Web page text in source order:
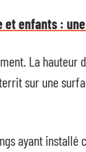
et enfants :
La hauteur
sur une
ayant